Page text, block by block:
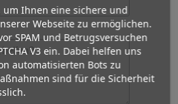
um Ihnen eine sichere und
Webseite zu ermöglichen.
SPAM und Betrugsversuchen
V3 ein. Dabei helfen uns
automatisierten Bots zu
sind für die Sicherheit